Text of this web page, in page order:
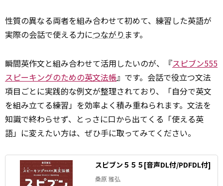
性質の異なる両者を組み合わせて初めて、練習した英語が
実際の会話で使える力につながり ます。
瞬間英作文と組み合わせて活用したいのが、『スピブン555
スピーキングのための英文法帳』です。会話で役立つ文法
項目ごとに実践的な例文が整理されており、「自分で英文
を組み立てる練習」を効率よく積み重ねられます。文法を
知識で終わらせず、とっさに口から出てくる「使える英
語」に変えたい方は、ぜひ手に取ってみてください。
スピブン５５５[音声DL付/PDFDL付]
桑原 雅弘